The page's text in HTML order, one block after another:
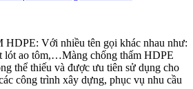
Với nhiều tên gọi khác nhau như:
lót ao tôm,…Màng chống thấm HDPE
thể thiếu và được ưu tiên sử dụng cho
công trình xây dựng, phục vụ nhu cầu